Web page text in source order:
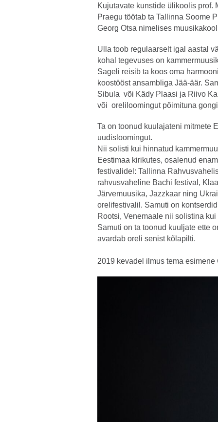
Kujutavate kunstide ülikoolis prof.
Praegu töötab ta Tallinna Soome
Georg Otsa nimelises
Ulla toob regulaarselt igal aastal
kohal tegevuses on
Sageli reisib ta koos oma
koostööst ansambliga Jää-äär.
Sibula või Kädy Plaasi ja Riivo
või oreliloomingut põimituna
Ta on toonud kuulajateni mitmete
uudisloomingut.
Nii solisti kui hinnatud
Eestimaa kirikutes, osalenud
festivalidel: Tallinna
rahvusvaheline Bachi festival,
Järvemuusika, Jazzkaar ning
orelifestivalil. Samuti on
Rootsi, Venemaale nii solistina
Samuti on ta toonud kuuljate ette
avardab oreli senist kõlapilti.
2019 kevadel ilmus tema